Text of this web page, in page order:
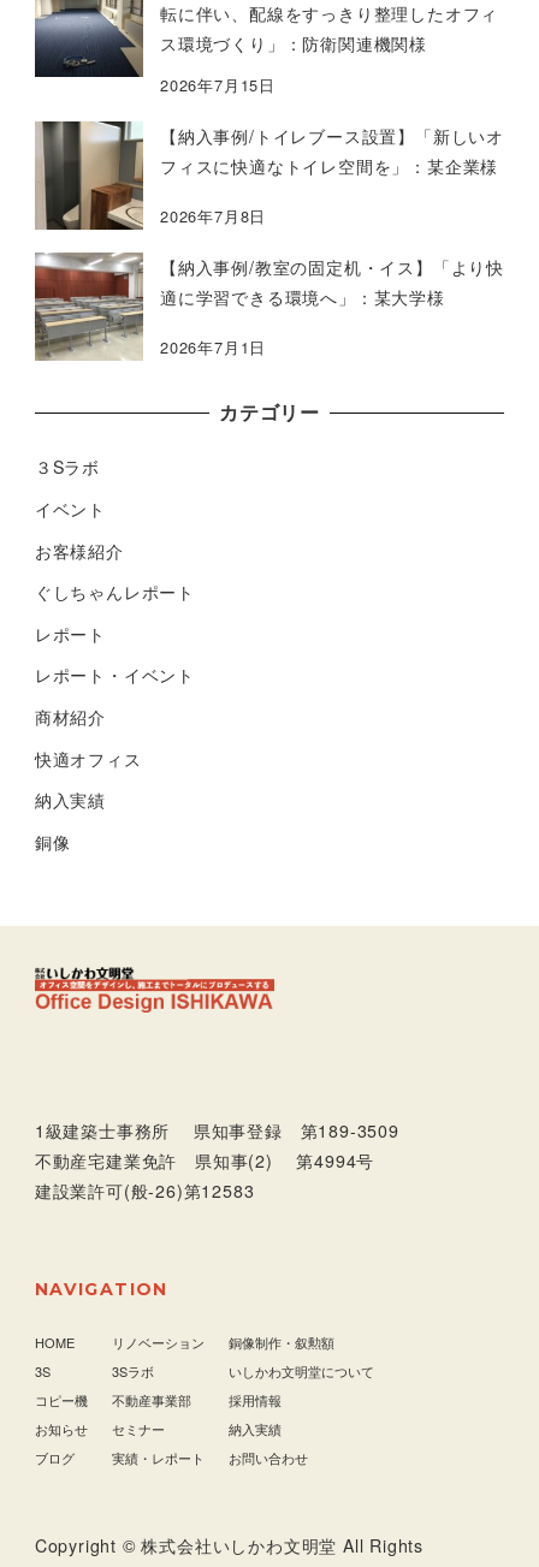
転に伴い、配線をすっきり整理したオフィ
ス環境づくり」：防衛関連機関様
2026年7月15日
【納入事例/トイレブース設置】「新しいオ
フィスに快適なトイレ空間を」：某企業様
2026年7月8日
【納入事例/教室の固定机・イス】「より快
適に学習できる環境へ」：某大学様
2026年7月1日
カテゴリー
３Sラボ
イベント
お客様紹介
ぐしちゃんレポート
レポート
レポート・イベント
商材紹介
快適オフィス
納入実績
銅像
1級建築士事務所 県知事登録 第189-3509
不動産宅建業免許 県知事(2) 第4994号
建設業許可(般-26)第12583
NAVIGATION
HOME リノベーション
銅像制作・叙勲額
3S
3Sラボ
いしかわ文明堂について
コピー機
不動産事業部
採用情報
お知らせ
セミナー
納入実績
ブログ
実績・レポート お問い合わせ
Copyright © 株式会社いしかわ文明堂 All Rights